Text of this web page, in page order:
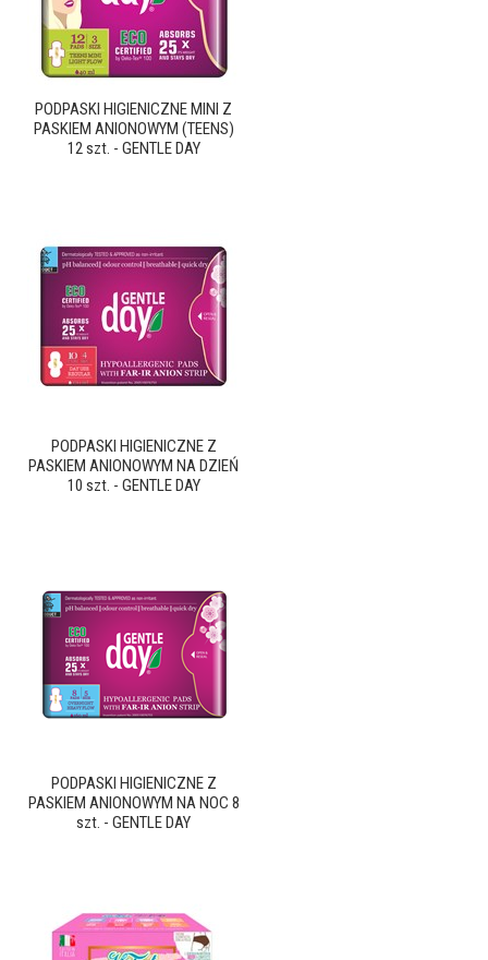
PODPASKI HIGIENICZNE MINI Z
PASKIEM ANIONOWYM (TEENS)
12 szt. - GENTLE DAY
PODPASKI HIGIENICZNE Z
PASKIEM ANIONOWYM NA DZIEŃ
10 szt. - GENTLE DAY
PODPASKI HIGIENICZNE Z
PASKIEM ANIONOWYM NA NOC 8
szt. - GENTLE DAY